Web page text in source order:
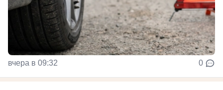
вчера в 09:32 0